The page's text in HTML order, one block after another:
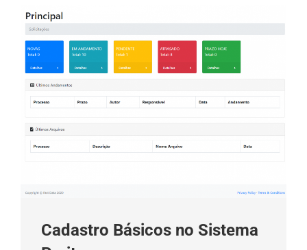
Cadastro Básicos no Sistema